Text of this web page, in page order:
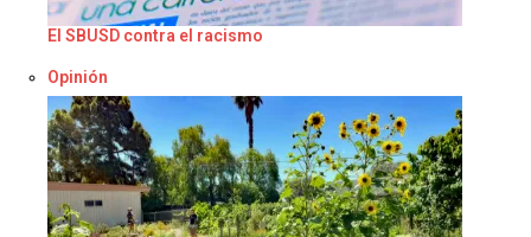
El SBUSD contra el racismo
Respecto a
Opinión